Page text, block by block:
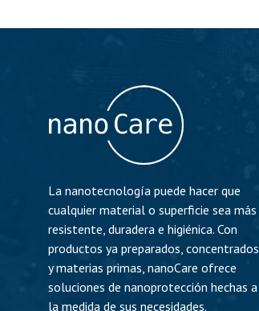
La nanotecnología puede hacer que
cualquier material o superficie sea más
resistente, duradera e higiénica. Con
productos ya preparados, concentrados
y materias primas, nanoCare ofrece
soluciones de nanoprotección hechas a
la medida de sus necesidades.